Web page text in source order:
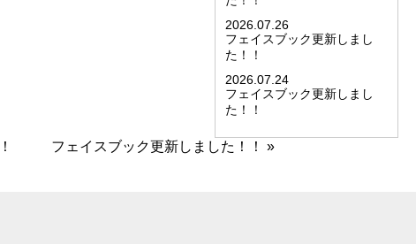
2026.07.26
フェイスブック更新しまし
た！！
2026.07.24
フェイスブック更新しまし
た！！
フェイスブック更新しました！！ »